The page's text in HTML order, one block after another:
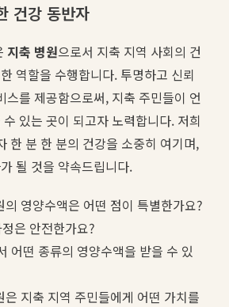
건강 동반자
지축 병원으로서 지축 지역 사회의 건
역할을 수행합니다. 투명하고 신뢰
스를 제공함으로써, 지축 주민들이 언
있는 곳이 되고자 노력합니다. 저희
한 분 한 분의 건강을 소중히 여기며,
될 것을 약속드립니다.
영양수액은 어떤 점이 특별한가요?
은 안전한가요?
어떤 종류의 영양수액을 받을 수 있
지축 지역 주민들에게 어떤 가치를